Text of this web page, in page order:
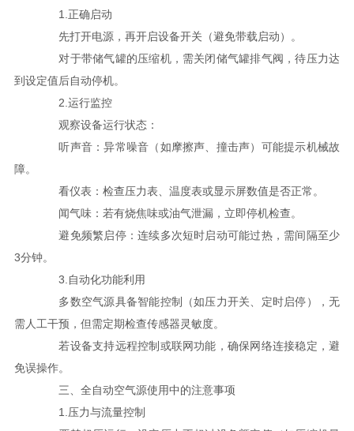
1.正确启动
先打开电源，再开启设备开关（避免带载启动）。
对于带储气罐的压缩机，需关闭储气罐排气阀，待压力达
到设定值后自动停机。
2.运行监控
观察设备运行状态：
听声音：异常噪音（如摩擦声、撞击声）可能提示机械故
障。
看仪表：检查压力表、温度表或显示屏数值是否正常。
闻气味：若有烧焦味或油气泄漏，立即停机检查。
避免频繁启停：连续多次短时启动可能过热，需间隔至少
3分钟。
3.自动化功能利用
多数空气源具备智能控制（如压力开关、定时启停），无
需人工干预，但需定期检查传感器灵敏度。
若设备支持远程控制或联网功能，确保网络连接稳定，避
免误操作。
三、全自动空气源使用中的注意事项
1.压力与流量控制